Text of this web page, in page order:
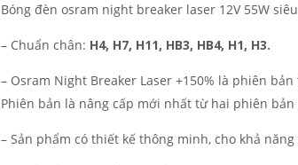
Bóng đèn osram night breaker laser 12V 55W
– Chuẩn chân: H4, H7, H11, HB3, HB4, H1, H3.
– Osram Night Breaker Laser +150% là phiên
Phiên bản là nâng cấp mới nhất từ hai phiên bản
– Sản phẩm có thiết kế thông minh, cho khả